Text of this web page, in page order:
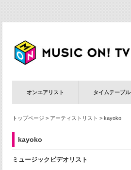
オンエアリスト タイムテーブル
トップページ > アーティストリスト > kayoko
kayoko
ミュージックビデオリスト